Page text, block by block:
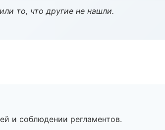
то, что другие не нашли.
и соблюдении регламентов.